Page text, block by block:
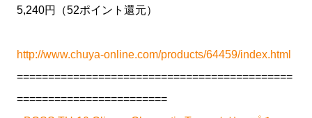
5,240円（52ポイント還元）
http://www.chuya-online.com/products/64459/index.html
============================================
========================